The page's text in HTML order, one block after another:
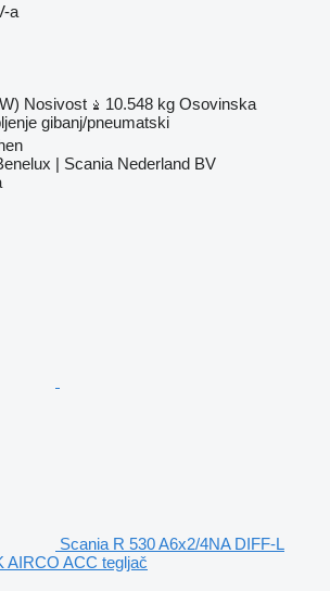
a
Nosivost 10.548 kg Osovinska
gibanj/pneumatski
| Scania Nederland BV
Scania R 530 A6x2/4NA DIFF-L
AIRCO ACC tegljač